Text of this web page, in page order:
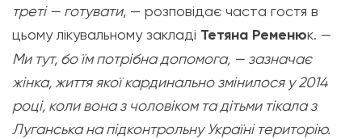
треті — готувати, — розповідає часта гостя в
цьому лікувальному закладі Тетяна Ременюк. —
Ми тут, бо їм потрібна допомога, — зазначає
жінка, життя якої кардинально змінилося у 2014
році, коли вона з чоловіком та дітьми тікала з
Луганська на підконтрольну Україні територію.